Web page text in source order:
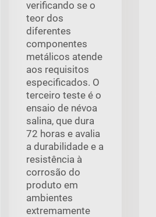
verificando se o
teor dos
diferentes
componentes
metálicos atende
aos requisitos
especificados. O
terceiro teste é o
ensaio de névoa
salina, que dura
72 horas e avalia
a durabilidade e a
resistência à
corrosão do
produto em
ambientes
extremamente